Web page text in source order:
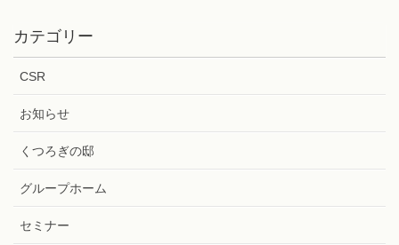
カテゴリー
CSR
お知らせ
くつろぎの邸
グループホーム
セミナー